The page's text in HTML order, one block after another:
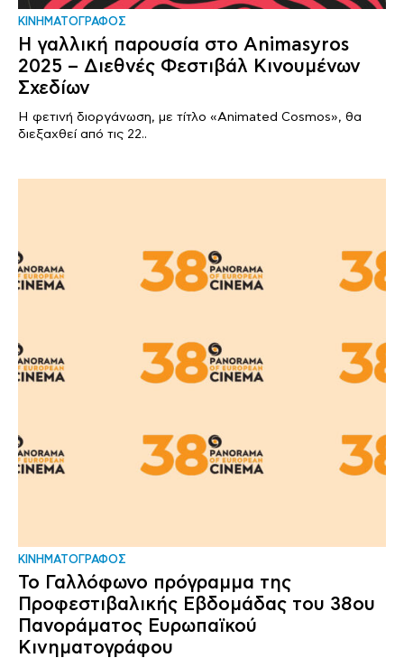
ΚΙΝΗΜΑΤΟΓΡΑΦΟΣ
Η γαλλική παρουσία στο Animasyros
2025 – Διεθνές Φεστιβάλ Κινουμένων
Σχεδίων
Η φετινή διοργάνωση, με τίτλο «Animated Cosmos», θα
διεξαχθεί από τις 22..
ΚΙΝΗΜΑΤΟΓΡΑΦΟΣ
Το Γαλλόφωνο πρόγραμμα της
Προφεστιβαλικής Εβδομάδας του 38ου
Πανοράματος Ευρωπαϊκού
Κινηματογράφου